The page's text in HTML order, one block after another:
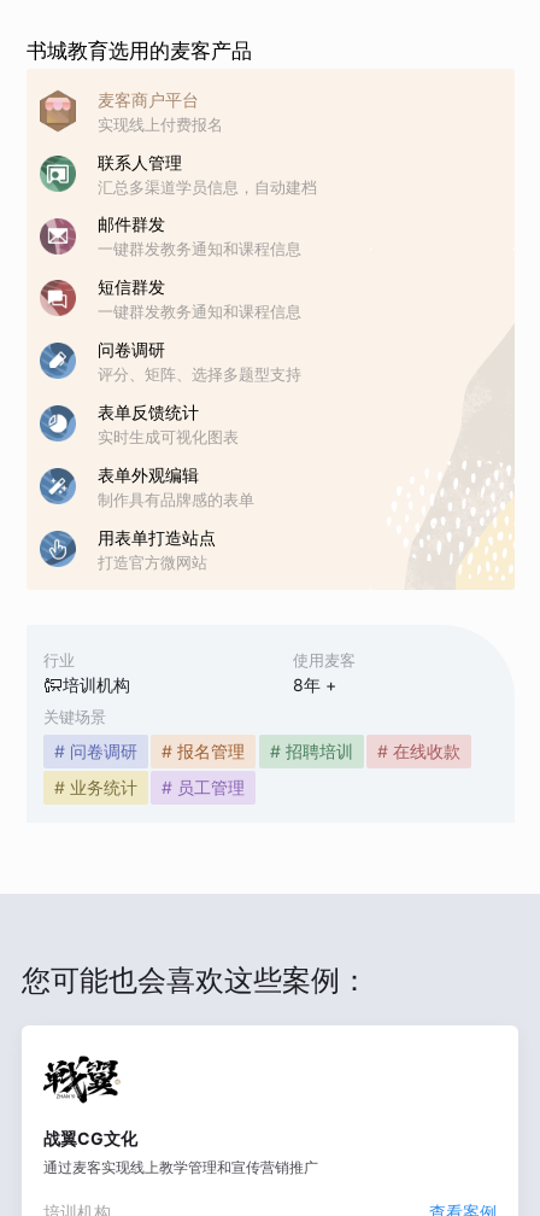
行业
培训机构
使用麦客
8年 +
关键场景
# 问卷调研 # 报名管理 # 招聘培训
# 在线收款
# 业务统计
# 员工管理
书城教育选用的麦客产品
麦客商户平台
实现线上付费报名
联系人管理
汇总多渠道学员信息，自动建档
邮件群发
一键群发教务通知和课程信息
短信群发
一键群发教务通知和课程信息
问卷调研
评分、矩阵、选择多题型支持
表单反馈统计
实时生成可视化图表
表单外观编辑
制作具有品牌感的表单
用表单打造站点
打造官方微网站
您可能也会喜欢这些案例：
战翼CG文化
通过麦客实现线上教学管理和宣传营销推广